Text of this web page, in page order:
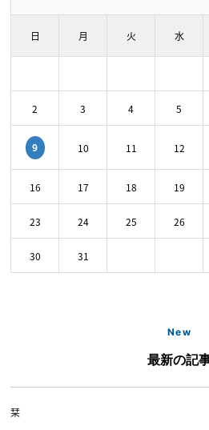
日 月 火 水
2 3 4 5
9 10 11 12
16 17 18 19
23 24 25 26
30 31
New
最新の記
栞